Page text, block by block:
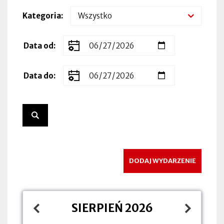
Kategoria
Zakres
dat
Data od
Data do
DODAJ WYDARZENIE
SIERPIEŃ 2026